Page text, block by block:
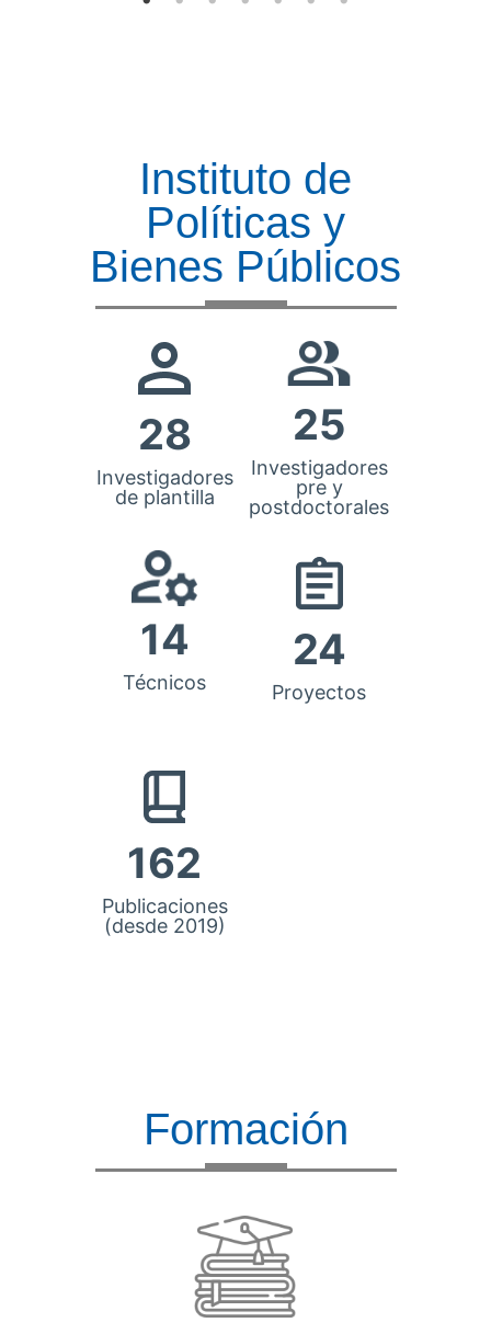
Instituto de
Políticas y
Bienes Públicos
28
Investigadores
de plantilla
25
Investigadores
pre y
postdoctorales
14
Técnicos
24
Proyectos
162
Publicaciones
(desde 2019)
Formación